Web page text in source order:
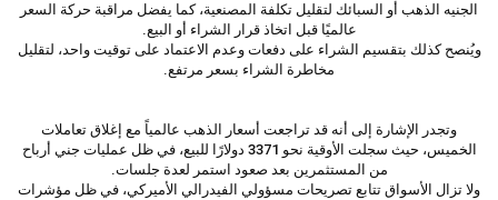
الجنيه الذهب أو السبائك لتقليل تكلفة المصنعية، كما يفضل مراقبة حركة السعر
عالميًا قبل اتخاذ قرار الشراء أو البيع.
ويُنصح كذلك بتقسيم الشراء على دفعات وعدم الاعتماد على توقيت واحد، لتقليل
مخاطرة الشراء بسعر مرتفع.
وتجدر الإشارة إلى أنه قد تراجعت أسعار الذهب عالمياً مع إغلاق تعاملات
الخميس، حيث سجلت الأوقية نحو 3371 دولارًا للبيع، في ظل عمليات جني أرباح
من المستثمرين بعد صعود استمر لعدة جلسات.
ولا تزال الأسواق تتابع تصريحات مسؤولي الفيدرالي الأميركي، في ظل مؤشرات